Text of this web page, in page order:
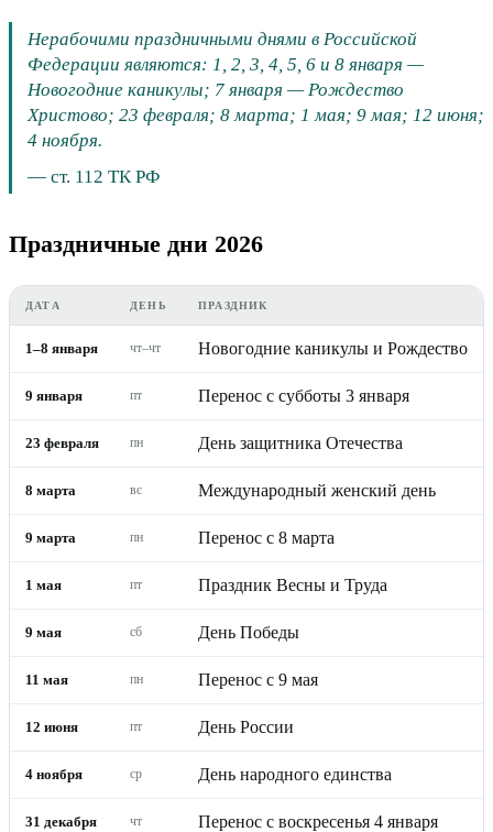
Нерабочими праздничными днями в Российской
Федерации являются: 1, 2, 3, 4, 5, 6 и 8 января —
Новогодние каникулы; 7 января — Рождество
Христово; 23 февраля; 8 марта; 1 мая; 9 мая; 12 июня;
4 ноября.
— ст. 112 ТК РФ
Праздничные дни 2026
ДАТА ДЕНЬ ПРАЗДНИК
1–8 января чт–чт Новогодние каникулы и Рождество
9 января пт Перенос с субботы 3 января
23 февраля пн День защитника Отечества
8 марта вс Международный женский день
9 марта пн Перенос с 8 марта
1 мая пт Праздник Весны и Труда
9 мая сб День Победы
11 мая пн Перенос с 9 мая
12 июня пт День России
4 ноября ср День народного единства
31 декабря чт Перенос с воскресенья 4 января